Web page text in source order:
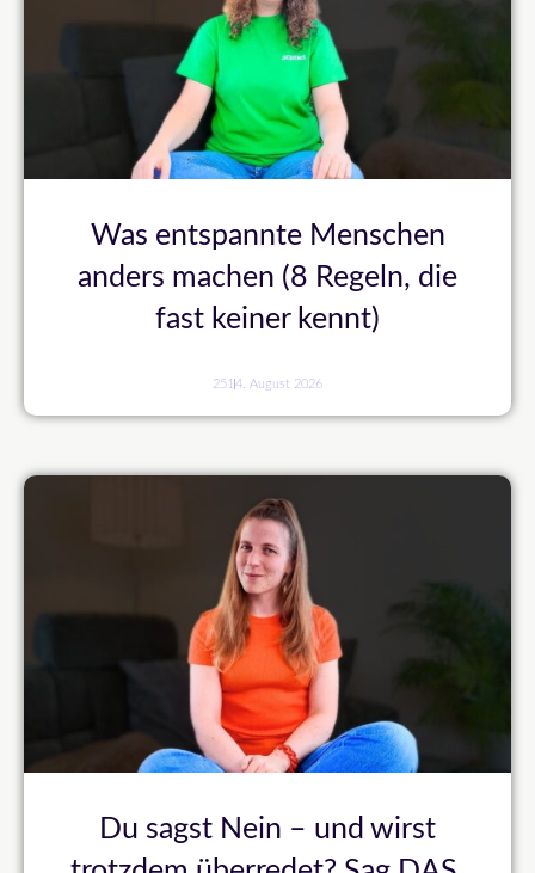
Was entspannte Menschen
anders machen (8 Regeln, die
fast keiner kennt)
251 4. August 2026
Du sagst Nein – und wirst